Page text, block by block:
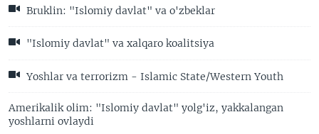
Bruklin: "Islomiy davlat" va o'zbeklar
"Islomiy davlat" va xalqaro koalitsiya
Yoshlar va terrorizm - Islamic State/Western Youth
Amerikalik olim: "Islomiy davlat" yolg'iz, yakkalangan
yoshlarni ovlaydi